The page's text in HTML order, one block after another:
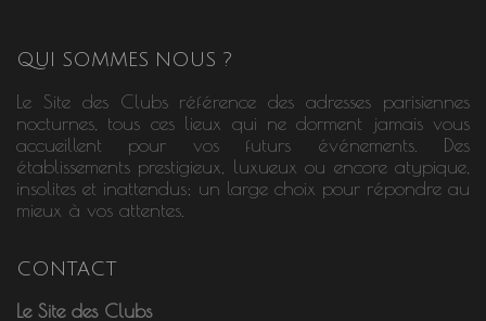
QUI SOMMES NOUS ?
Le Site des Clubs référence des adresses parisiennes
nocturnes, tous ces lieux qui ne dorment jamais vous
accueillent pour vos futurs événements. Des
établissements prestigieux, luxueux ou encore atypique,
insolites et inattendus; un large choix pour répondre au
mieux à vos attentes.
CONTACT
Le Site des Clubs